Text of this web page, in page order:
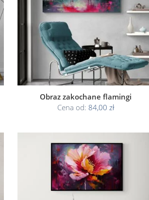
Obraz zakochane flamingi
Cena od: 84,00 zł